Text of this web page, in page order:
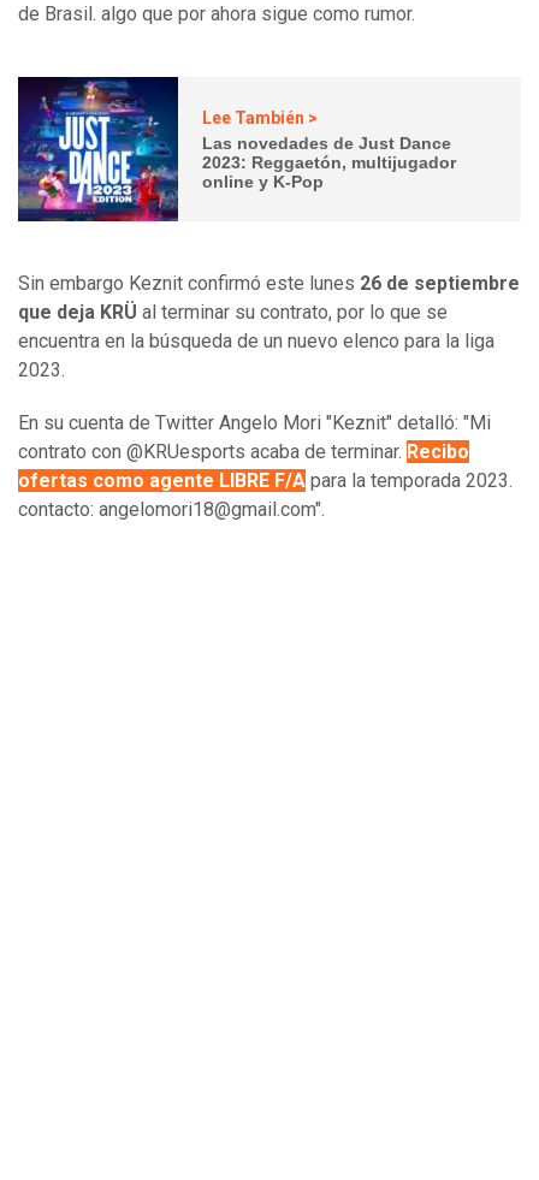
de Brasil. algo que por ahora sigue como rumor.
Lee También >
Las novedades de Just Dance
2023: Reggaetón, multijugador
online y K-Pop
Sin embargo Keznit confirmó este lunes 26 de septiembre
que deja KRÜ al terminar su contrato, por lo que se
encuentra en la búsqueda de un nuevo elenco para la liga
2023.
En su cuenta de Twitter Angelo Mori "Keznit" detalló: "Mi
contrato con @KRUesports acaba de terminar. Recibo
ofertas como agente LIBRE F/A para la temporada 2023.
contacto: angelomori18@gmail.com".